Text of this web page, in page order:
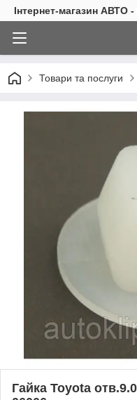
Інтернет-магазин АВТО
Товари та послуги
Гайка Toyota